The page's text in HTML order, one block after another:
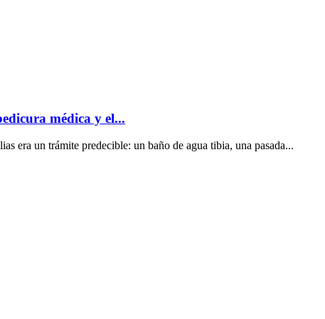
médica y el...
era un trámite predecible: un baño de agua tibia, una pasada...